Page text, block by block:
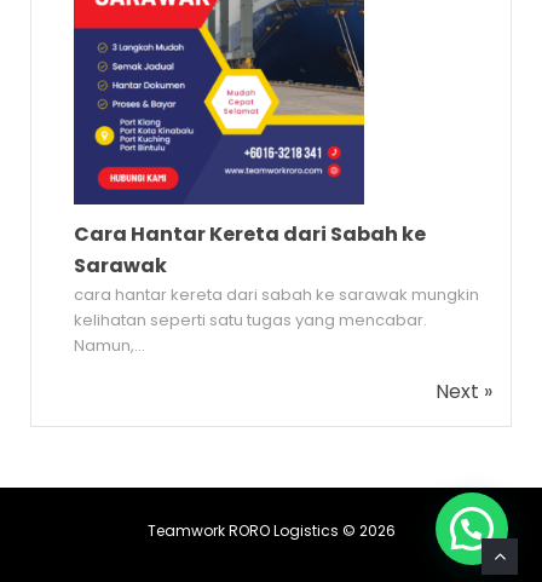
Cara Hantar Kereta dari Sabah ke
Sarawak
cara hantar kereta dari sabah ke sarawak mungkin
kelihatan seperti satu tugas yang mencabar.
Namun,...
Next »
Teamwork RORO Logistics © 2026